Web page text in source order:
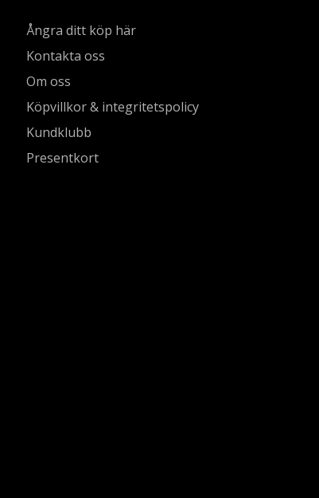
Ångra ditt köp här
Kontakta oss
Om oss
Köpvillkor & integritetspolicy
Kundklubb
Presentkort